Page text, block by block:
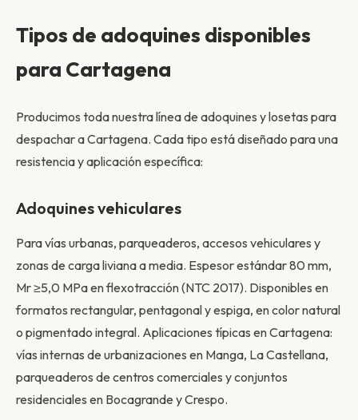
Tipos de adoquines disponibles
para Cartagena
Producimos toda nuestra línea de adoquines y losetas para
despachar a Cartagena. Cada tipo está diseñado para una
resistencia y aplicación específica:
Adoquines vehiculares
Para vías urbanas, parqueaderos, accesos vehiculares y
zonas de carga liviana a media. Espesor estándar 80 mm,
Mr ≥5,0 MPa en flexotracción (NTC 2017). Disponibles en
formatos rectangular, pentagonal y espiga, en color natural
o pigmentado integral. Aplicaciones típicas en Cartagena:
vías internas de urbanizaciones en Manga, La Castellana,
parqueaderos de centros comerciales y conjuntos
residenciales en Bocagrande y Crespo.